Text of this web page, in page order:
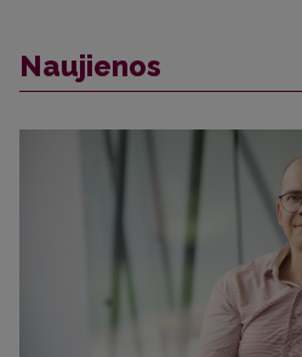
Naujienos